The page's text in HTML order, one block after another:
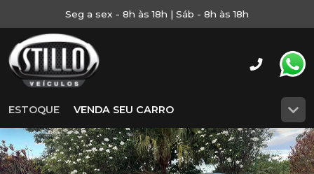
Seg a sex - 8h às 18h | Sáb - 8h às 18h
ESTOQUE VENDA SEU CARRO